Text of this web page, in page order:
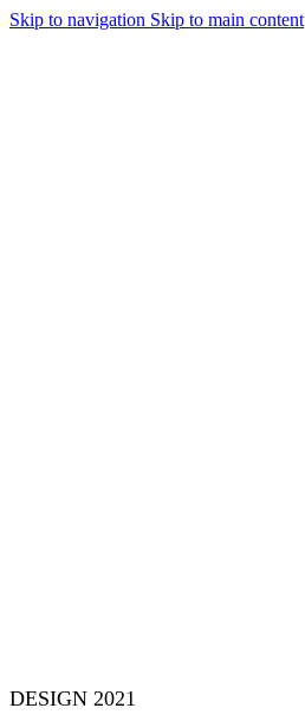
Skip to navigation Skip to main content
DESIGN 2021